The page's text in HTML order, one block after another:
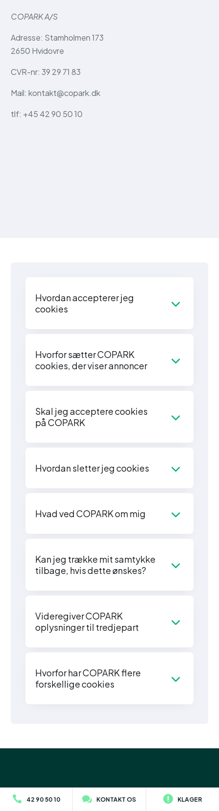
COPARK A/S
Adresse: Stamholmen 173
2650 Hvidovre
CVR-nr: 39 29 71 83
Mail: kontakt@copark.dk
tlf: +45 42 90 50 10
Hvordan accepterer jeg
cookies
Hvorfor sætter COPARK
cookies, der viser annoncer
Skal jeg acceptere cookies
på COPARK
Hvordan sletter jeg cookies
Hvad ved COPARK om mig
Kan jeg trække mit samtykke
tilbage, hvis dette ønskes?
Videregiver COPARK
oplysninger til tredjepart
Hvorfor har COPARK flere
forskellige cookies
Vil du høre mere?
42 90 50 10 KONTAKT OS KLAGER